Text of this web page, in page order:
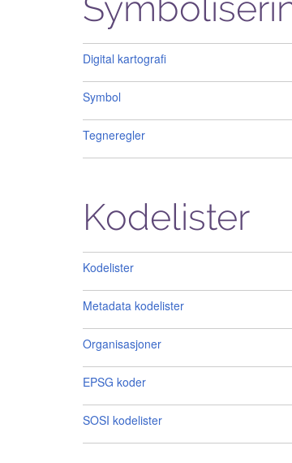
Digital kartografi
Symbol
Tegneregler
Kodelister
Kodelister
Metadata kodelister
Organisasjoner
EPSG koder
SOSI kodelister